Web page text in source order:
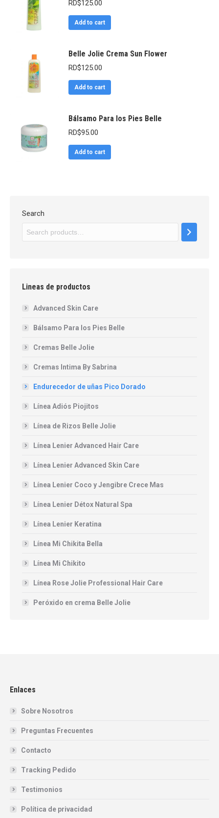
RD$125.00
Add to cart
Belle Jolie Crema Sun Flower
RD$125.00
Add to cart
Bálsamo Para los Pies Belle
RD$95.00
Add to cart
Search
Lineas de productos
Advanced Skin Care
Bálsamo Para los Pies Belle
Cremas Belle Jolie
Cremas Intima By Sabrina
Endurecedor de uñas Pico Dorado
Línea Adiós Piojitos
Línea de Rizos Belle Jolie
Línea Lenier Advanced Hair Care
Línea Lenier Advanced Skin Care
Línea Lenier Coco y Jengibre Crece Mas
Línea Lenier Détox Natural Spa
Línea Lenier Keratina
Línea Mi Chikita Bella
Línea Mi Chikito
Línea Rose Jolie Professional Hair Care
Peróxido en crema Belle Jolie
Enlaces
Sobre Nosotros
Preguntas Frecuentes
Contacto
Tracking Pedido
Testimonios
Política de privacidad